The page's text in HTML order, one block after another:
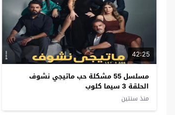
42:25
مسلسل 55 مشكلة حب ماتيجي نشوف
الحلقة 3 سيما كلوب
منذ سنتين